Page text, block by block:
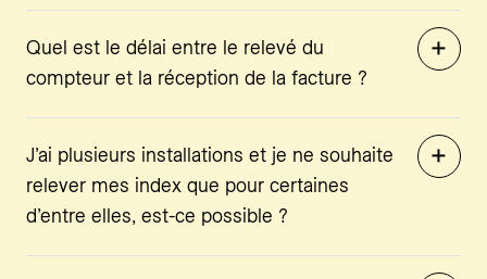
Quel est le délai entre le relevé du
compteur et la réception de la facture ?
J’ai plusieurs installations et je ne souhaite
relever mes index que pour certaines
d’entre elles, est-ce possible ?